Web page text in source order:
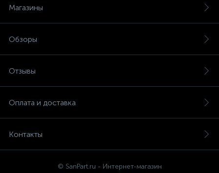
Магазины
Обзоры
Отзывы
Оплата и доставка
Контакты
© SanPart.ru - Интернет-магазин